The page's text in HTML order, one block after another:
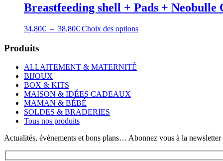
Breastfeeding shell + Pads + Neobulle
34,80€ – 38,80€Plage
à
38,80€
Choix des optionsCe
page
produit
Produits
ALLAITEMENT & MATERNITÉ
BIJOUX
BOX & KITS
MAISON & IDÉES CADEAUX
MAMAN & BÉBÉ
SOLDES & BRADERIES
Tous nos produits
Actualités, évènements et bons plans… Abonnez vous à la newsletter